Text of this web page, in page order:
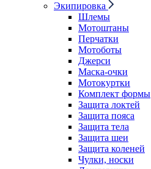
Экипировка
Шлемы
Мотоштаны
Перчатки
Мотоботы
Джерси
Маска-очки
Мотокуртки
Комплект формы
Защита локтей
Защита пояса
Защита тела
Защита шеи
Защита коленей
Чулки, носки